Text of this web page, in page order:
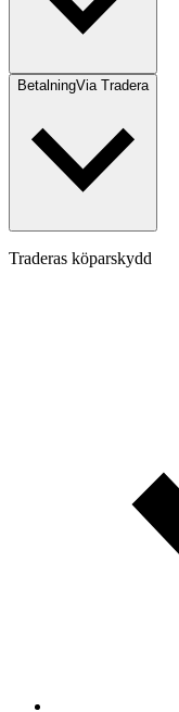
BetalningVia Tradera
Traderas köparskydd